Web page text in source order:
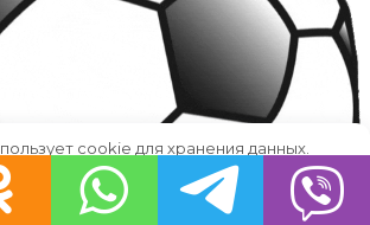
cookie для хранения данных.
сайт, Вы даете свое согласие на
с этими файлами.
OK